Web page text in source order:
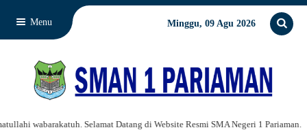
Menu Minggu, 09 Agu 2026
wabarakatuh. Selamat Datang di Website Resmi SMA Negeri 1 Pariaman.